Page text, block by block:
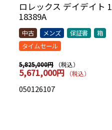
ロレックス デイデイト 1
18389A
中古 メンズ 保証書
箱
タイムセール
5,825,000円 （税込）
5,671,000円 （税込）
050126107